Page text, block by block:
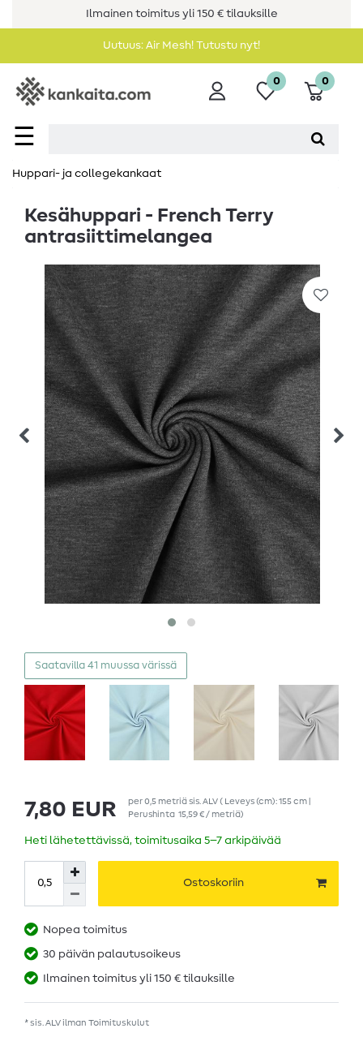
Ilmainen toimitus yli 150 € tilauksille
Uutuus: Air Mesh! Tutustu nyt!
☰
0 0
Huppari- ja collegekankaat
Kesähuppari - French Terry
antrasiittimelangea
Saatavilla 41 muussa värissä
7,80 EUR per0,5 metriäsis. ALV( Leveys (cm): 155 cm |
Perushinta 15,59 € / metriä)
Heti lähetettävissä, toimitusaika 5–7 arkipäivää
Ostoskoriin
Nopea toimitus
30 päivän palautusoikeus
Ilmainen toimitus yli 150 € tilauksille
* sis. ALV ilman Toimituskulut